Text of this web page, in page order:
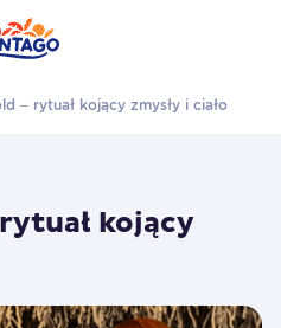
– rytuał kojący zmysły i ciało
kojący